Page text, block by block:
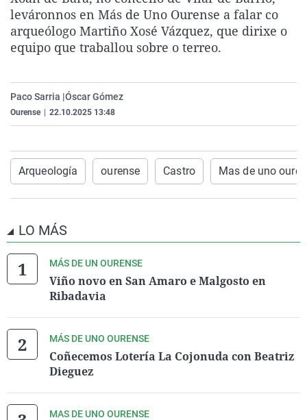
La rosa de los vientos
Gente viajera
Caso
Retornados
Operación Viuda
Extremadura
Galicia
Navarra
Virales
Televisión
leváronnos en Más de Uno Ourense a falar co
arqueólogo Martiño Xosé Vázquez, que dirixe o
equipo que traballou sobre o terreo.
Paco Sarria |Óscar Gómez
Ourense 22.10.2025 13:48
Arqueología ourense Castro Mas de uno
LO MÁS
MÁS DE UN OURENSE
Viño novo en San Amaro e Malgosto en
Ribadavia
MÁS DE UNO OURENSE
Coñecemos Lotería La Cojonuda con Beatriz
Dieguez
MAS DE UNO OURENSE